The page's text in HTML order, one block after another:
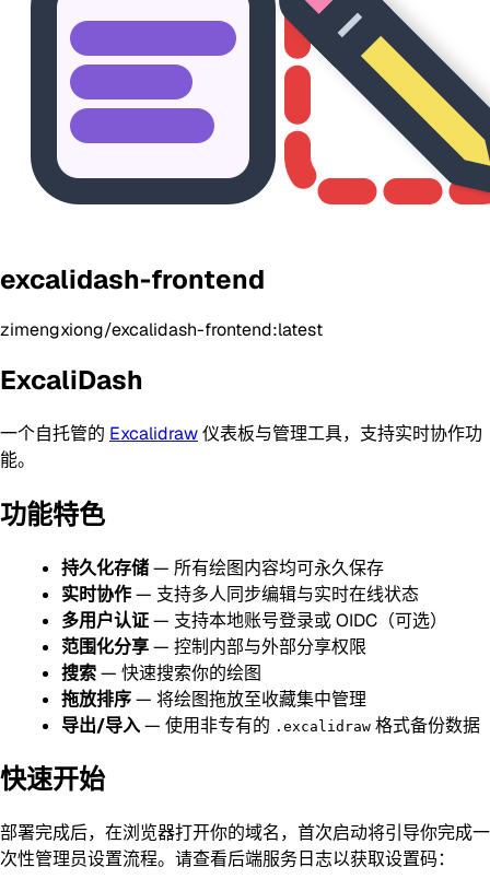
excalidash-frontend
zimengxiong/excalidash-frontend:latest
ExcaliDash
一个自托管的 Excalidraw仪表板与管理工具，支持实时协作功
能。
功能特色
持久化存储— 所有绘图内容均可永久保存
实时协作— 支持多人同步编辑与实时在线状态
多用户认证— 支持本地账号登录或 OIDC（可选）
范围化分享— 控制内部与外部分享权限
搜索— 快速搜索你的绘图
拖放排序— 将绘图拖放至收藏集中管理
导出/导入— 使用非专有的 .excalidraw 格式备份数据
快速开始
部署完成后，在浏览器打开你的域名，首次启动将引导你完成一
次性管理员设置流程。请查看后端服务日志以获取设置码：